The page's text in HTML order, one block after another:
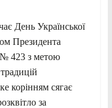
День Української
Президента
№ 423 з метою
корінням сягає
за